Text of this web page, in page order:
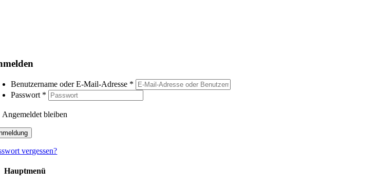
Benutzername oder E-Mail-Adresse *
Passwort *
Angemeldet bleiben
vergessen?
Hauptmenü